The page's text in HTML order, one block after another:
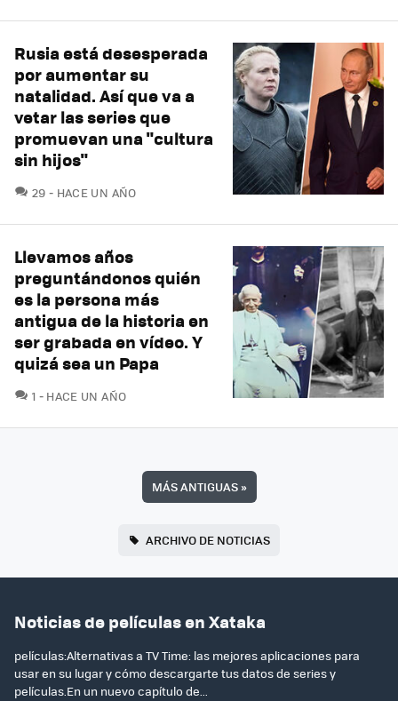
Rusia está desesperada
por aumentar su
natalidad. Así que va a
vetar las series que
promuevan una "cultura
sin hijos"
29 COMENTARIOS
HACE UN AÑO
Llevamos años
preguntándonos quién
es la persona más
antigua de la historia en
ser grabada en vídeo. Y
quizá sea un Papa
1 COMENTARIOS
HACE UN AÑO
MÁS ANTIGUAS»
ARCHIVO DE NOTICIAS
Noticias de películas en Xataka
películas:Alternativas a TV Time: las mejores aplicaciones para
usar en su lugar y cómo descargarte tus datos de series y
películas.En un nuevo capítulo de...